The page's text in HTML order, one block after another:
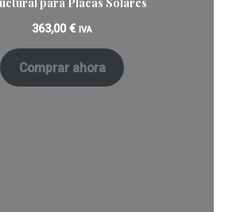
363,00€ IVA
Comprar ahora